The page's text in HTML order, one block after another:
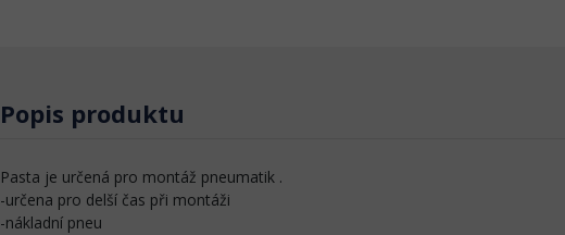
Popis produktu
Pasta je určená pro montáž pneumatik .
-určena pro delší čas při montáži
-nákladní pneu